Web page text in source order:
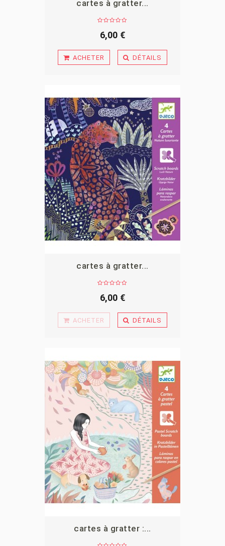
APERÇU
cartes à gratter...
6,00 €
ACHETER DÉTAILS
APERÇU
cartes à gratter...
6,00 €
ACHETER DÉTAILS
APERÇU
cartes à gratter :...